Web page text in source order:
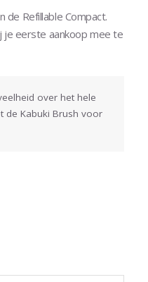
de Refillable Compact.
je eerste aankoop mee te
over het hele
de Kabuki Brush voor